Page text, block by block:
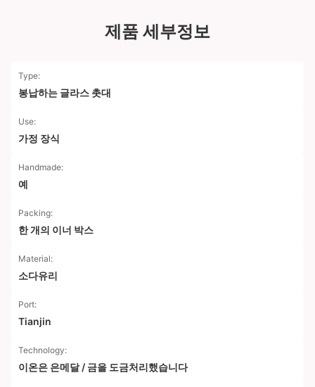
제품 세부정보
Type:
봉납하는 글라스 촛대
Use:
가정 장식
Handmade:
예
Packing:
한 개의 이너 박스
Material:
소다유리
Port:
Tianjin
Technology:
이온은 은메달 / 금을 도금처리했습니다